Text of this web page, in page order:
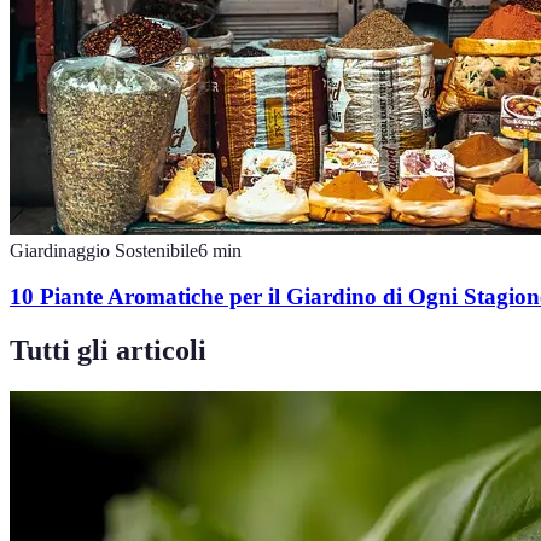
Giardinaggio Sostenibile6 min
10 Piante Aromatiche per il Giardino di Ogni
Tutti gli articoli